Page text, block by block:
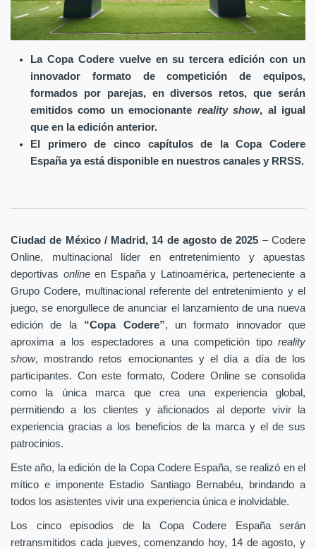
La Copa Codere vuelve en su tercera edición con un
innovador formato de competición de equipos,
formados por parejas, en diversos retos, que serán
emitidos como un emocionante reality show, al igual
que en la edición anterior.
El primero de cinco capítulos de la Copa Codere
España ya está disponible en nuestros canales y RRSS.
Ciudad de México / Madrid, 14 de agosto de 2025 – Codere
Online, multinacional líder en entretenimiento y apuestas
deportivas onlineen España y Latinoamérica, perteneciente a
Grupo Codere, multinacional referente del entretenimiento y el
juego,se enorgullece de anunciar el lanzamiento de una nueva
edición de la “Copa Codere”, un formato innovador que
aproxima a los espectadores a una competición tipo reality
show, mostrando retos emocionantes y el día a día de los
participantes. Con este formato, Codere Online se consolida
como la única marca que crea una experiencia global,
permitiendo a los clientes y aficionados al deporte vivir la
experiencia gracias a los beneficios de la marca y el de sus
patrocinios.
Este año, la edición de la Copa Codere España, se realizó en el
mítico e imponente Estadio Santiago Bernabéu, brindando a
todos los asistentes vivir una experiencia única e inolvidable.
Los cinco episodios de la Copa Codere España serán
retransmitidos cada jueves, comenzando hoy, 14 de agosto, y